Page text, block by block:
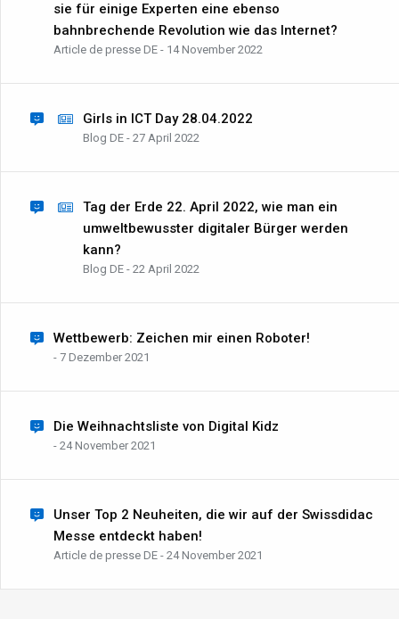
sie für einige Experten eine ebenso
bahnbrechende Revolution wie das Internet?
Article de presse DE - 14 November 2022
Girls in ICT Day 28.04.2022
Blog DE - 27 April 2022
Tag der Erde 22. April 2022, wie man ein
umweltbewusster digitaler Bürger werden
kann?
Blog DE - 22 April 2022
Wettbewerb: Zeichen mir einen Roboter!
- 7 Dezember 2021
Die Weihnachtsliste von Digital Kidz
- 24 November 2021
Unser Top 2 Neuheiten, die wir auf der Swissdidac
Messe entdeckt haben!
Article de presse DE - 24 November 2021